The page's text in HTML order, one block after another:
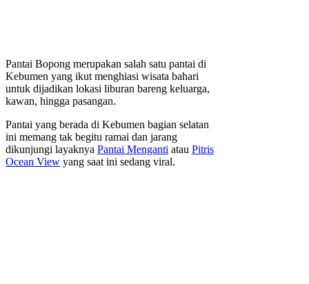
Pantai Bopong merupakan salah satu pantai di
Kebumen yang ikut menghiasi wisata bahari
untuk dijadikan lokasi liburan bareng keluarga,
kawan, hingga pasangan.
Pantai yang berada di Kebumen bagian selatan
ini memang tak begitu ramai dan jarang
dikunjungi layaknya Pantai Menganti atau Pitris
Ocean View yang saat ini sedang viral.